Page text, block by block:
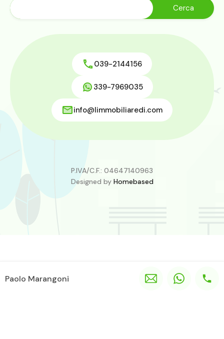
039-2144156
339-7969035
info@limmobiliaredi.com
P.IVA/C.F.: 04647140963
Designed by Homebased
Paolo Marangoni